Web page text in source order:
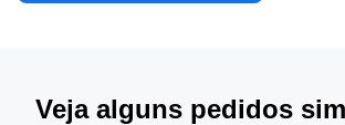
Veja alguns pedidos